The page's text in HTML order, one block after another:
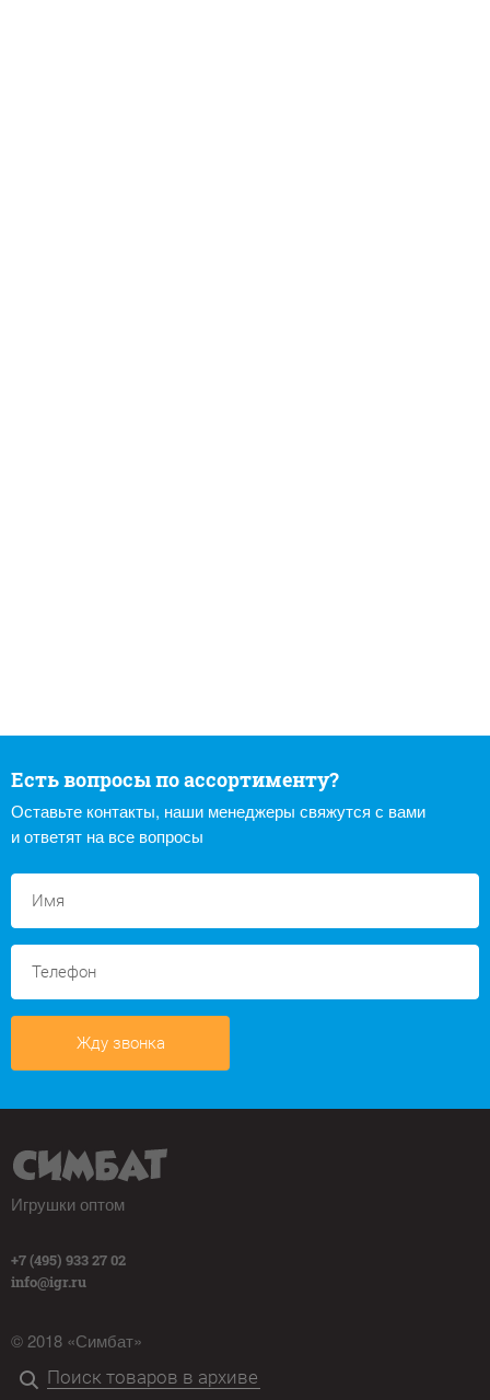
Есть вопросы по ассортименту?
Оставьте контакты, наши менеджеры свяжутся с вами
и ответят на все вопросы
Жду звонка
Игрушки оптом
+7 (495) 933 27 02
info@igr.ru
© 2018 «Симбат»